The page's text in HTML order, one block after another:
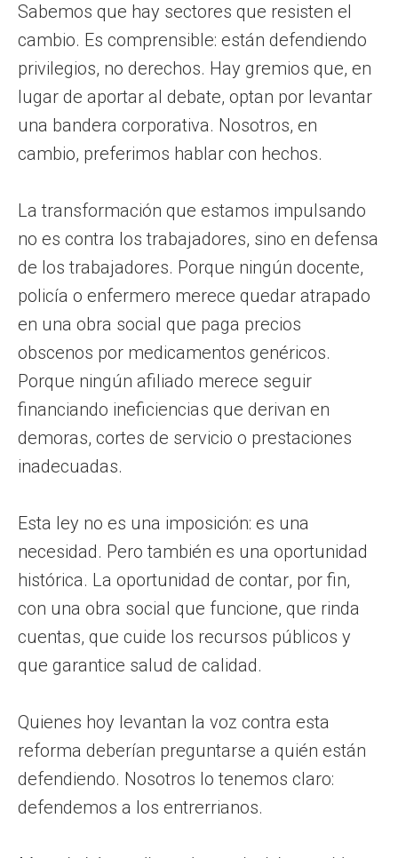
Sabemos que hay sectores que resisten el
cambio. Es comprensible: están defendiendo
privilegios, no derechos. Hay gremios que, en
lugar de aportar al debate, optan por levantar
una bandera corporativa. Nosotros, en
cambio, preferimos hablar con hechos.
La transformación que estamos impulsando
no es contra los trabajadores, sino en defensa
de los trabajadores. Porque ningún docente,
policía o enfermero merece quedar atrapado
en una obra social que paga precios
obscenos por medicamentos genéricos.
Porque ningún afiliado merece seguir
financiando ineficiencias que derivan en
demoras, cortes de servicio o prestaciones
inadecuadas.
Esta ley no es una imposición: es una
necesidad. Pero también es una oportunidad
histórica. La oportunidad de contar, por fin,
con una obra social que funcione, que rinda
cuentas, que cuide los recursos públicos y
que garantice salud de calidad.
Quienes hoy levantan la voz contra esta
reforma deberían preguntarse a quién están
defendiendo. Nosotros lo tenemos claro:
defendemos a los entrerrianos.